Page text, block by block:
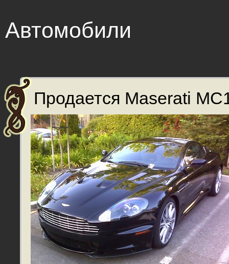
Автомобили
Продается Maserati